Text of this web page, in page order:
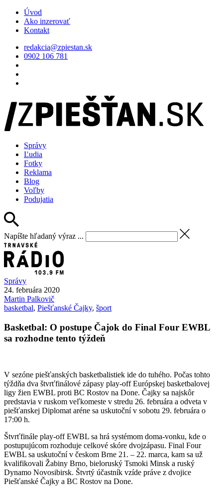
Úvod
Ako inzerovať
Kontakt
redakcia@zpiestan.sk
0902 106 781
Správy
Ľudia
Fotky
Reklama
Blog
Voľby
Podujatia
Napíšte hľadaný výraz ...
Správy
24. februára 2020
Martin Palkovič
basketbal, Piešťanské Čajky, šport
Basketbal: O postupe Čajok do Final Four EWBL
sa rozhodne tento týždeň
V sezóne piešťanských basketbalistiek ide do tuhého. Počas tohto
týždňa dva štvrťfinálové zápasy play-off Európskej basketbalovej
ligy žien EWBL proti BC Rostov na Done. Čajky sa najskôr
predstavia v ruskom veľkomeste v stredu 26. februára a odveta v
piešťanskej Diplomat aréne sa uskutoční v sobotu 29. februára o
17:00 h.
Štvrťfinále play-off EWBL sa hrá systémom doma-vonku, kde o
postupujúcom rozhoduje celkové skóre dvojzápasu. Final Four
EWBL sa uskutoční v českom Brne 21. – 22. marca, kam sa už
kvalifikovali Žabiny Brno, bieloruský Tsmoki Minsk a ruský
Dynamo Novosibirsk. Štvrtý účastník vzíde práve z dvojice
Piešťanské Čajky a BC Rostov na Done.